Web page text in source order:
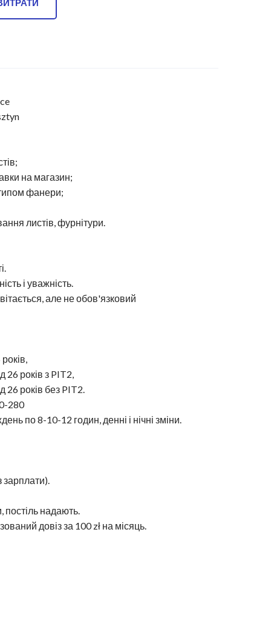
на магазин;
фанери;
листів, фурнітури.
і уважність.
але не обов'язковий
26 років з PIT2,
26 років без PIT2.
280
по 8-10-12 годин, денні і нічні зміни.
зарплати).
постіль надають.
довіз за 100 zł на місяць.